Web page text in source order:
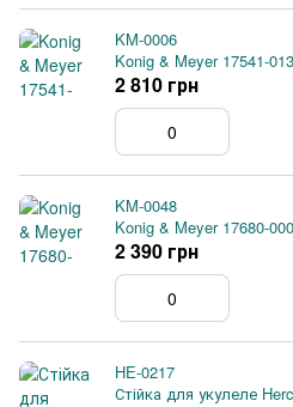
KM-0006
Konig & Meyer 17541-
2 810 грн
KM-0048
Konig & Meyer 17680-
2 390 грн
HE-0217
Стійка для укулеле